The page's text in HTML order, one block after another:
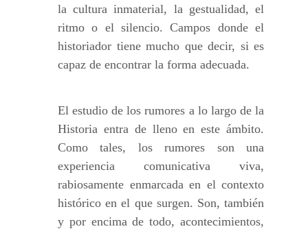
la cultura inmaterial, la gestualidad, el
ritmo o el silencio. Campos donde el
historiador tiene mucho que decir, si es
capaz de encontrar la forma adecuada.
El estudio de los rumores a lo largo de la
Historia entra de lleno en este ámbito.
Como tales, los rumores son una
experiencia comunicativa viva,
rabiosamente enmarcada en el contexto
histórico en el que surgen. Son, también
y por encima de todo, acontecimientos,